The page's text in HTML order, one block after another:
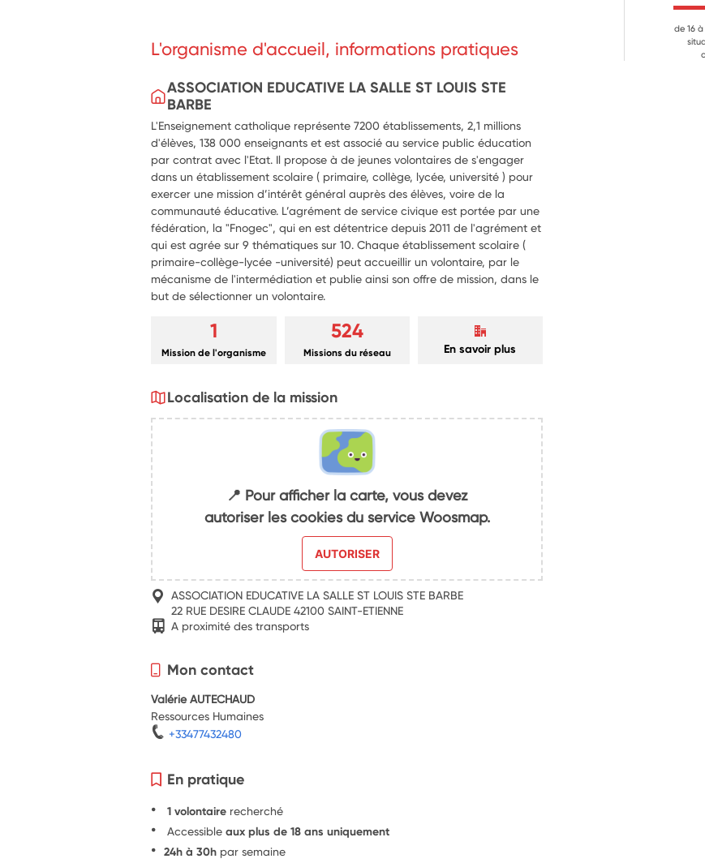
L'organisme d'accueil, informations pratiques
ASSOCIATION EDUCATIVE LA SALLE ST LOUIS STE
BARBE
L'Enseignement catholique représente 7200 établissements, 2,1 millions
d'élèves, 138 000 enseignants et est associé au service public éducation
par contrat avec l'Etat. Il propose à de jeunes volontaires de s'engager
dans un établissement scolaire ( primaire, collège, lycée, université ) pour
exercer une mission d’intérêt général auprès des élèves, voire de la
communauté éducative. L’agrément de service civique est portée par une
fédération, la "Fnogec", qui en est détentrice depuis 2011 de l'agrément et
qui est agrée sur 9 thématiques sur 10. Chaque établissement scolaire (
primaire-collège-lycée -université) peut accueillir un volontaire, par le
mécanisme de l'intermédiation et publie ainsi son offre de mission, dans le
but de sélectionner un volontaire.
1
Mission de l'organisme
524
Missions du réseau En savoir plus
Localisation de la mission
📍 Pour afficher la carte, vous devez
autoriser les cookies du service Woosmap.
AUTORISER
ASSOCIATION EDUCATIVE LA SALLE ST LOUIS STE BARBE
22 RUE DESIRE CLAUDE 42100 SAINT-ETIENNE
A proximité des transports
Mon contact
Valérie AUTECHAUD
Ressources Humaines
+33477432480
En pratique
1 volontaire recherché
Accessibleaux plus de 18 ans uniquement
24h à 30h par semaine
de 16